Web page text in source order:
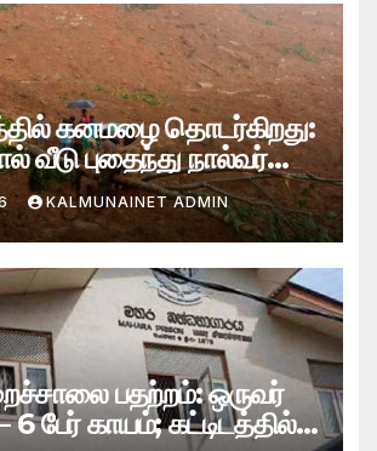
கனமழை தொடர்கிறது:
வீடு புதைந்து நால்வர்
KALMUNAINET ADMIN
பதற்றம்: ஒருவர்
– 6 பேர் காயம்; கட்டிடத்தில்